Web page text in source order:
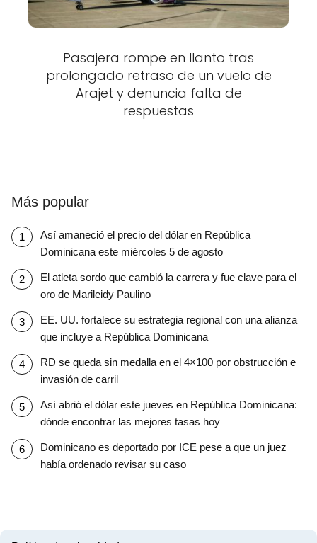
Pasajera rompe en llanto tras
prolongado retraso de un vuelo de
Arajet y denuncia falta de
respuestas
Más popular
Así amaneció el precio del dólar en República
Dominicana este miércoles 5 de agosto
El atleta sordo que cambió la carrera y fue clave para el
oro de Marileidy Paulino
EE. UU. fortalece su estrategia regional con una alianza
que incluye a República Dominicana
RD se queda sin medalla en el 4×100 por obstrucción e
invasión de carril
Así abrió el dólar este jueves en República Dominicana:
dónde encontrar las mejores tasas hoy
Dominicano es deportado por ICE pese a que un juez
había ordenado revisar su caso